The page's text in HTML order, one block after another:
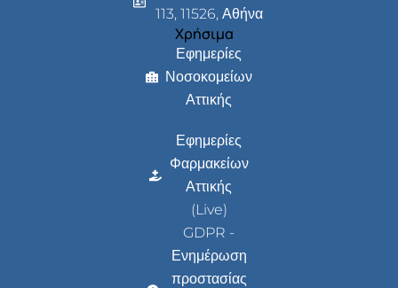
113, 11526, Αθήνα
Χρήσιμα
Εφημερίες
Νοσοκομείων
Αττικής
Εφημερίες
Φαρμακείων
Αττικής
(Live)
GDPR -
Ενημέρωση
προστασίας